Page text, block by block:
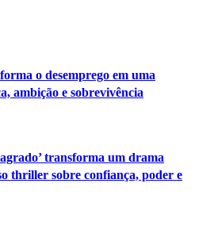
o desemprego em uma
ambição e sobrevivência
transforma um drama
thriller sobre confiança, poder e